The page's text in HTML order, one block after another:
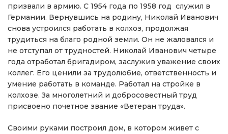
призвали в армию. С 1954 года по 1958 год служил в
Германии. Вернувшись на родину, Николай Иванович
снова устроился работать в колхоз, продолжая
трудиться на благо родной земли. Он не жаловался и
не отступал от трудностей. Николай Иванович четыре
года отработал бригадиром, заслужив уважение своих
коллег. Его ценили за трудолюбие, ответственность и
умение работать в команде. Работал на стройке в
колхозе. За многолетний и добросовестный труд
присвоено почетное звание «Ветеран труда».
Своими руками построил дом, в котором живет с